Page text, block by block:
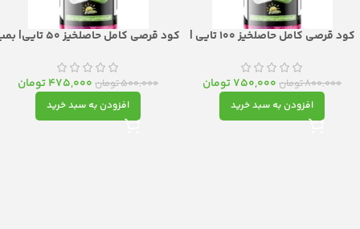
کود قرصی کامل حاصلخیز 100 تایی |
کنترل‌شده
800,000تومان 750,000تومان
افزودن به سبد خرید
کود قرصی کامل حاصلخیز 50
500,000تومان 475,000تومان
افزودن به سبد خرید